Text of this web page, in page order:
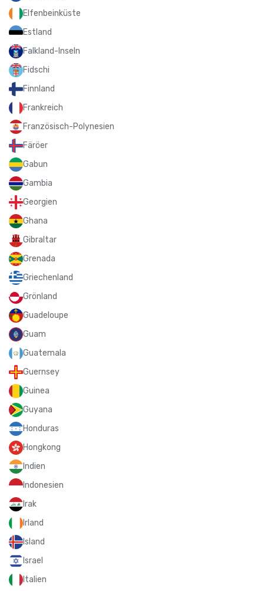
Elfenbeinküste
Estland
Falkland-Inseln
Fidschi
Finnland
Frankreich
Französisch-Polynesien
Färöer
Gabun
Gambia
Georgien
Ghana
Gibraltar
Grenada
Griechenland
Grönland
Guadeloupe
Guam
Guatemala
Guernsey
Guinea
Guyana
Honduras
Hongkong
Indien
Indonesien
Irak
Irland
Island
Israel
Italien